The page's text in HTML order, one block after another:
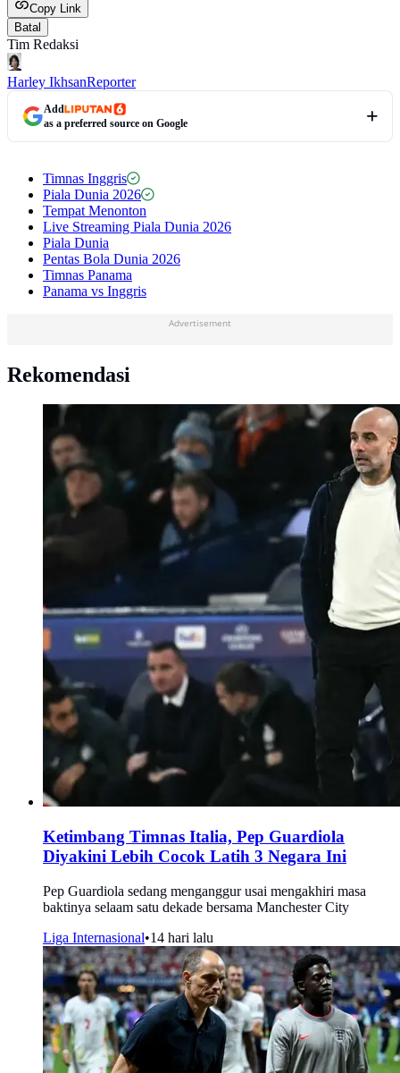
Copy Link
Batal
Tim Redaksi
Harley IkhsanReporter
Add
as a preferred source on Google
Timnas Inggris
Piala Dunia 2026
Tempat Menonton
Live Streaming Piala Dunia 2026
Piala Dunia
Pentas Bola Dunia 2026
Timnas Panama
Panama vs Inggris
Advertisement
Rekomendasi
Ketimbang Timnas Italia, Pep Guardiola
Diyakini Lebih Cocok Latih 3 Negara Ini
Pep Guardiola sedang menganggur usai mengakhiri masa
baktinya selaam satu dekade bersama Manchester City
Liga Internasional•14 hari lalu